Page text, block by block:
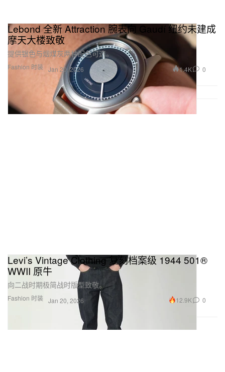
Fashion 时装
Lebond 全新 Attraction 腕表向 Gaudí 纽约未建成
摩天大楼致敬
提供银色与烟煤灰两种配色可选。
Jan 20, 2026 1.4K 0
Fashion 时装
Levi’s Vintage Clothing 复刻档案级 1944 501®
WWII 原牛
向二战时期极简战时版型致敬。
Jan 20, 2026 12.9K 0